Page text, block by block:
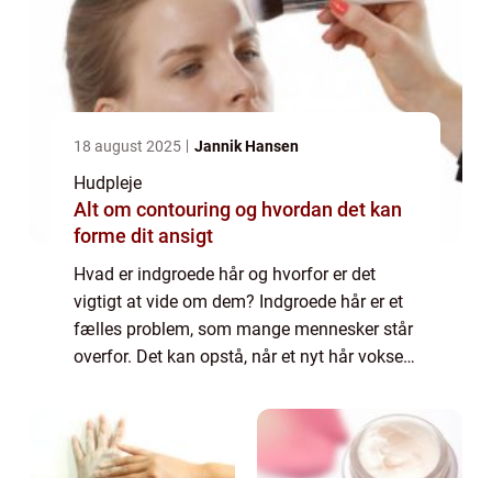
18 august 2025 Jannik Hansen
Hudpleje
Alt om contouring og hvordan det kan
forme dit ansigt
Hvad er indgroede hår og hvorfor er det
vigtigt at vide om dem? Indgroede hår er et
fælles problem, som mange mennesker står
overfor. Det kan opstå, når et nyt hår vokser
epilering og ikke kan bryde igennem ...